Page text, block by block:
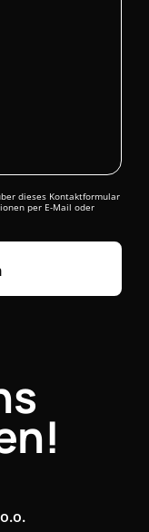
dieses Kontaktformular
per E-Mail oder